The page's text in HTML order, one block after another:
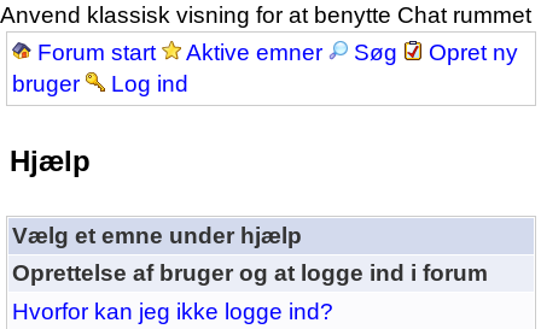
Anvend klassisk visning for at benytte Chat rummet
Forum start
Aktive emner Søg
Opret ny
bruger
Log ind
Hjælp
Vælg et emne under hjælp
Oprettelse af bruger og at logge ind i forum
Hvorfor kan jeg ikke logge ind?